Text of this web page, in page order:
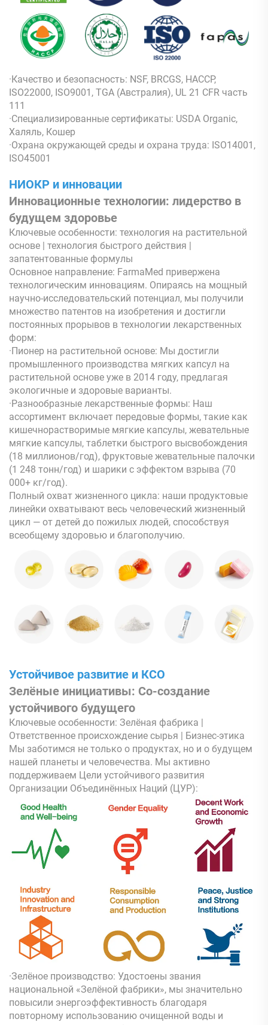
·Качество и безопасность: NSF, BRCGS, HACCP,
ISO22000, ISO9001, TGA (Австралия), UL 21 CFR часть
111
·Специализированные сертификаты: USDA Organic,
Халяль, Кошер
·Охрана окружающей среды и охрана труда: ISO14001,
ISO45001
НИОКР и инновации
Инновационные технологии: лидерство в
будущем здоровье
Ключевые особенности: технология на растительной
основе | технология быстрого действия |
запатентованные формулы
Основное направление: FarmaMed привержена
технологическим инновациям. Опираясь на мощный
научно-исследовательский потенциал, мы получили
множество патентов на изобретения и достигли
постоянных прорывов в технологии лекарственных
форм:
·Пионер на растительной основе: Мы достигли
промышленного производства мягких капсул на
растительной основе уже в 2014 году, предлагая
экологичные и здоровые варианты.
·Разнообразные лекарственные формы: Наш
ассортимент включает передовые формы, такие как
кишечнорастворимые мягкие капсулы, жевательные
мягкие капсулы, таблетки быстрого высвобождения
(18 миллионов/год), фруктовые жевательные палочки
(1 248 тонн/год) и шарики с эффектом взрыва (70
000+ кг/год).
Полный охват жизненного цикла: наши продуктовые
линейки охватывают весь человеческий жизненный
цикл — от детей до пожилых людей, способствуя
всеобщему здоровью и благополучию.
Устойчивое развитие и КСО
Зелёные инициативы: Со-создание
устойчивого будущего
Ключевые особенности: Зелёная фабрика |
Ответственное происхождение сырья | Бизнес-этика
Мы заботимся не только о продуктах, но и о будущем
нашей планеты и человечества. Мы активно
поддерживаем Цели устойчивого развития
Организации Объединённых Наций (ЦУР):
·Зелёное производство: Удостоены звания
национальной «Зелёной фабрики», мы значительно
повысили энергоэффективность благодаря
повторному использованию очищенной воды и